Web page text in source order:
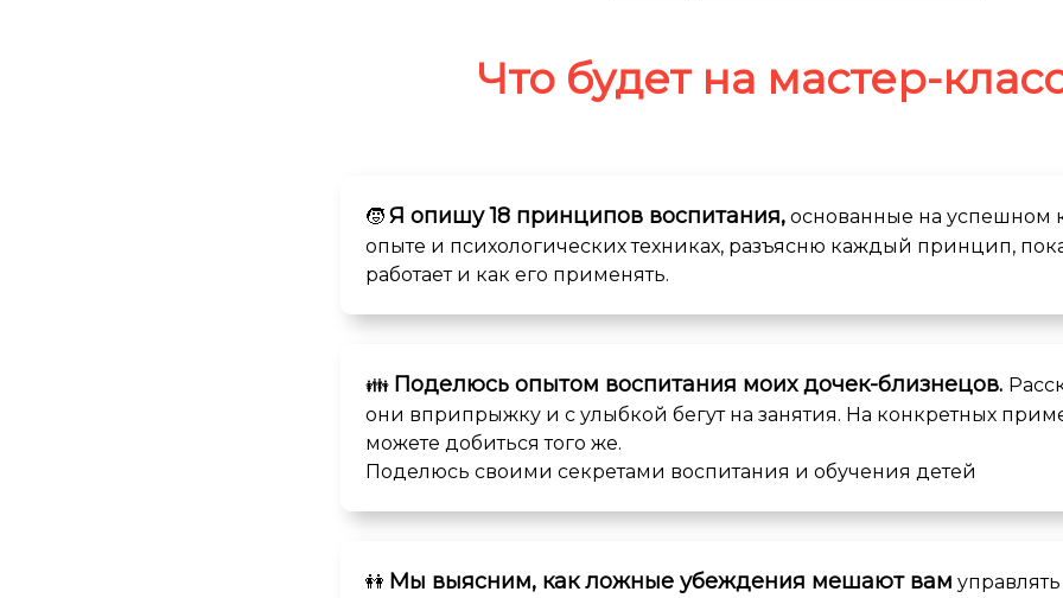
Что будет на мастер-
🧒 Я опишу 18 принципов воспитания, основанные на успешном
опыте и психологических техниках, разъясню каждый принцип,
работает и как его применять.
👪 Поделюсь опытом воспитания моих дочек-близнецов.
они вприпрыжку и с улыбкой бегут на занятия. На конкретных
можете добиться того же.
Поделюсь своими секретами воспитания и обучения детей
👭 Мы выясним, как ложные убеждения мешают вам